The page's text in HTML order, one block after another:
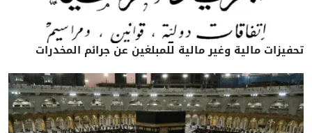
تحفيزات مالية وغير مالية للمبلغين عن جرائم المخدرات